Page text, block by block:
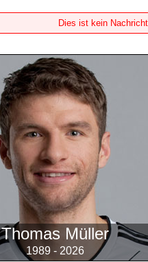
Dies ist kein
Thomas Müller
1989 - 2026